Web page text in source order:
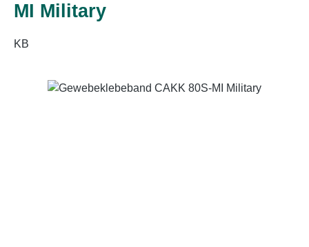
MI Military
KB
Bildergalerie überspringen